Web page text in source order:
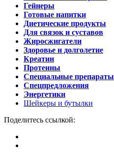
Гейнеры
Готовые напитки
Диетические продукты
Для связок и суставов
Жиросжигатели
Здоровье и долголетие
Креатин
Протеины
Специальные препараты
Спецпредложения
Энергетики
Шейкеры и бутылки
Поделитесь ссылкой: